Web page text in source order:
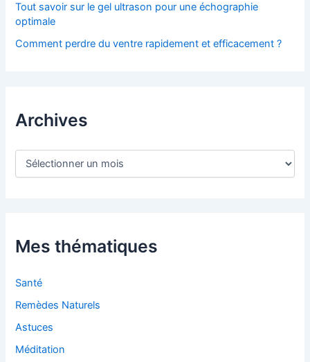
Tout savoir sur le gel ultrason pour une échographie
optimale
Comment perdre du ventre rapidement et efficacement ?
Archives
A
e
s
Mes thématiques
Santé
Remèdes Naturels
Astuces
Méditation